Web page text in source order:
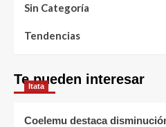
Sin Categoría
Tendencias
Te pueden interesar
Itata
Coelemu destaca